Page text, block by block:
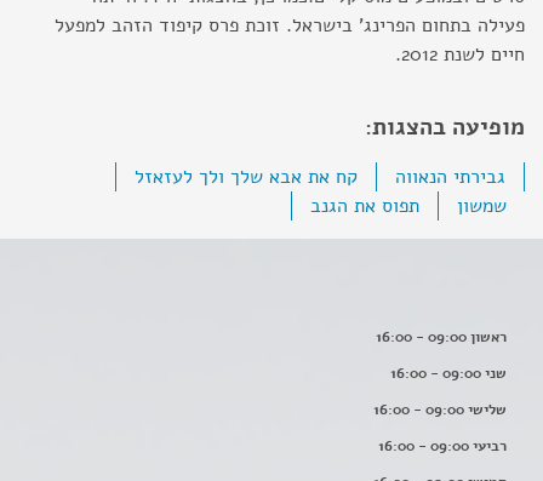
פעילה בתחום הפרינג' בישראל. זוכת פרס קיפוד הזהב למפעל
חיים לשנת 2012.
מופיעה בהצגות:
גבירתי הנאווה
קח את אבא שלך ולך לעזאזל
שמשון
תפוס את הגנב
ראשון 09:00 - 16:00
שני 09:00 - 16:00
שלישי 09:00 - 16:00
רביעי 09:00 - 16:00